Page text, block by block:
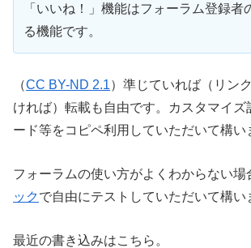
「いいね！」機能はフォーラム登録者
る機能です。
（CC BY-ND 2.1）準じていれば（リン
ければ）転載も自由です。カスタマイズ
ード等をコピペ利用していただいて構い
フォーラムの使い方がよくわからない場
ックで自由にテストしていただいて構い
最近の書き込みはこちら。